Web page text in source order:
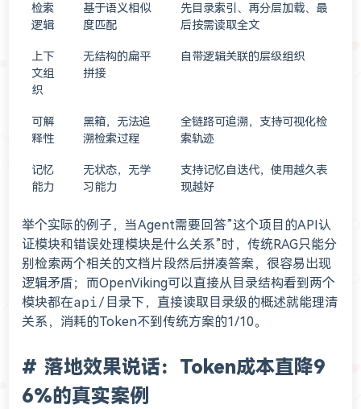
检索
逻辑
基于语义相似
度匹配
先目录索引、再分层加载、最
后按需读取全文
上下
文组
织
无结构的扁平
拼接
自带逻辑关联的层级组织
可解
释性
黑箱，无法追
溯检索过程
全链路可追溯，支持可视化检
索轨迹
记忆
能力
无状态，无学
习能力
支持记忆自迭代，使用越久表
现越好
举个实际的例子，当Agent需要回答”这个项目的API认
证模块和错误处理模块是什么关系”时，传统RAG只能分
别检索两个相关的文档片段然后拼凑答案，很容易出现
逻辑矛盾；而OpenViking可以直接从目录结构看到两个
模块都在api/ 目录下，直接读取目录级的概述就能理清
关系，消耗的Token不到传统方案的1/10。
落地效果说话：Token成本直降9
6%的真实案例